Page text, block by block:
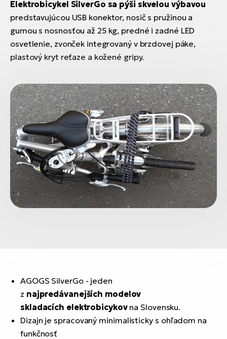
Elektrobicykel SilverGo sa pýši skvelou výbavou
predstavujúcou USB konektor, nosič s pružinou a
gumou s nosnosťou až 25 kg, predné i zadné LED
osvetlenie, zvonček integrovaný v brzdovej páke,
plastový kryt reťaze a kožené gripy.
AGOGS SilverGo - jeden
z najpredávanejších modelov
skladacích elektrobicykovna Slovensku.
Dizajn je spracovaný minimalisticky s ohľadom na
funkčnosť